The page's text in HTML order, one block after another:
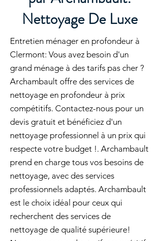
Nettoyage De Luxe
Entretien ménager en profondeur à
Clermont: Vous avez besoin d'un
grand ménage à des tarifs pas cher ?
Archambault offre des services de
nettoyage en profondeur à prix
compétitifs. Contactez-nous pour un
devis gratuit et bénéficiez d'un
nettoyage professionnel à un prix qui
respecte votre budget !. Archambault
prend en charge tous vos besoins de
nettoyage, avec des services
professionnels adaptés. Archambault
est le choix idéal pour ceux qui
recherchent des services de
nettoyage de qualité supérieure!